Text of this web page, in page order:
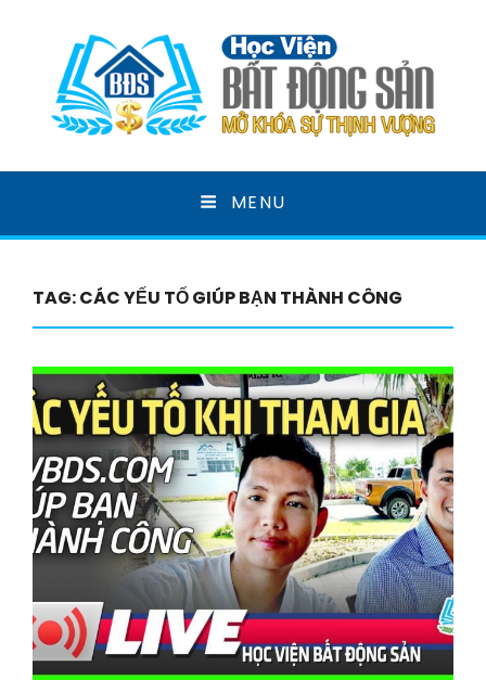
HỌC VIỆN BẤT ĐỘNG
SẢN
MENU
TAG:CÁC YẾU TỐ GIÚP BẠN THÀNH CÔNG